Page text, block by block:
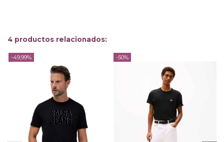
4 productos relacionados:
-49,99% -50%